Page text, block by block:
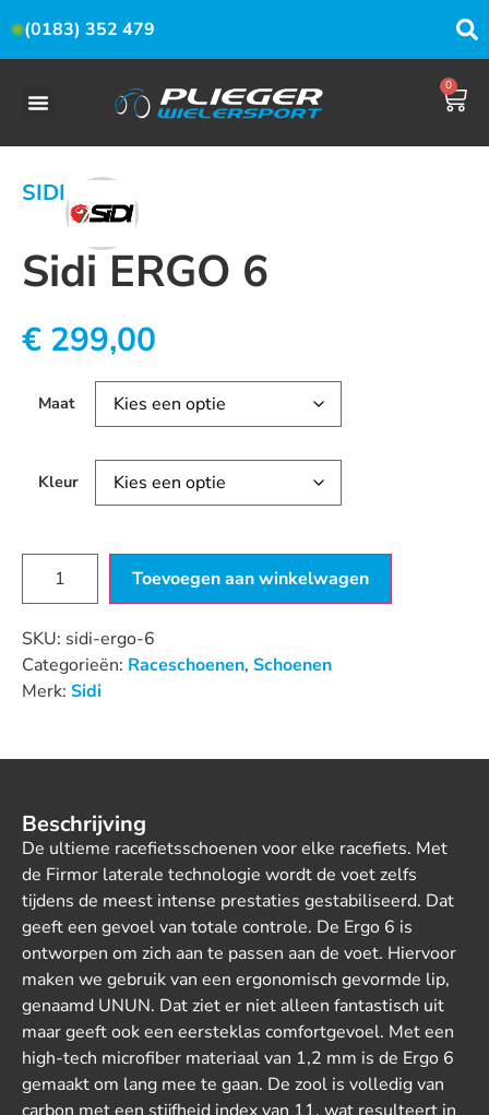
(0183) 352 479
0
SIDI
Sidi ERGO 6
€ 299,00
Maat
Kleur
Toevoegen aan winkelwagen
SKU: sidi-ergo-6
Categorieën: Raceschoenen, Schoenen
Merk: Sidi
Beschrijving
De ultieme racefietsschoenen voor elke racefiets. Met
de Firmor laterale technologie wordt de voet zelfs
tijdens de meest intense prestaties gestabiliseerd. Dat
geeft een gevoel van totale controle. De Ergo 6 is
ontworpen om zich aan te passen aan de voet. Hiervoor
maken we gebruik van een ergonomisch gevormde lip,
genaamd UNUN. Dat ziet er niet alleen fantastisch uit
maar geeft ook een eersteklas comfortgevoel. Met een
high-tech microfiber materiaal van 1,2 mm is de Ergo 6
gemaakt om lang mee te gaan. De zool is volledig van